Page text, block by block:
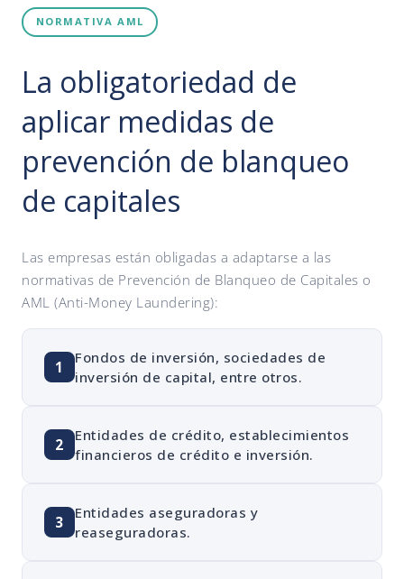
NORMATIVA AML
La obligatoriedad de
aplicar medidas de
prevención de blanqueo
de capitales
Las empresas están obligadas a adaptarse a las
normativas de Prevención de Blanqueo de Capitales o
AML (Anti-Money Laundering):
1
Fondos de inversión, sociedades de
inversión de capital, entre otros.
2
Entidades de crédito, establecimientos
financieros de crédito e inversión.
3
Entidades aseguradoras y
reaseguradoras.